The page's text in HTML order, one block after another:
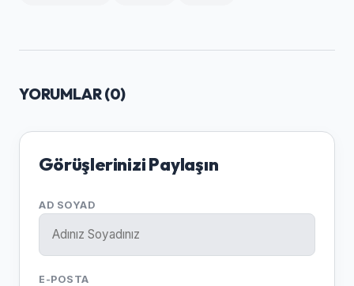
YORUMLAR (0)
Görüşlerinizi Paylaşın
AD SOYAD
E-POSTA